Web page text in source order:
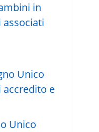
in
associati
Unico